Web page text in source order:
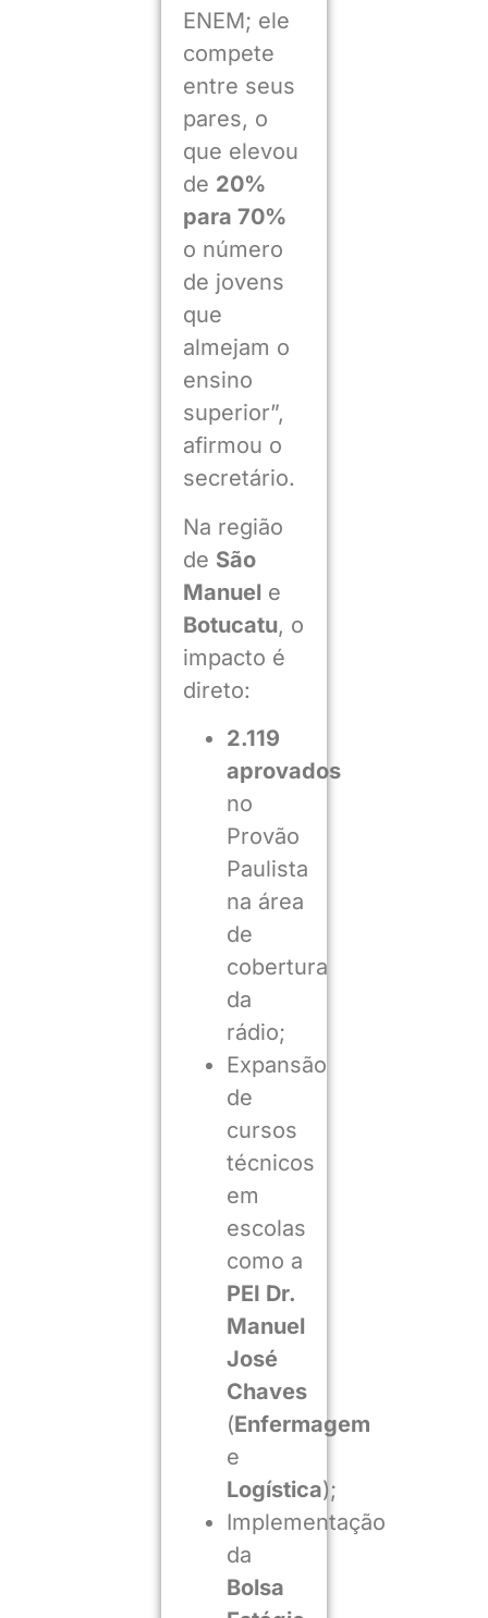
ENEM; ele
compete
entre seus
pares, o
que elevou
de 20%
para 70%
o número
de jovens
que
almejam o
ensino
superior”,
afirmou o
secretário.
Na região
de São
Manuel e
Botucatu, o
impacto é
direto:
2.119
aprovados
no
Provão
Paulista
na área
de
cobertura
da
rádio;
Expansão
de
cursos
técnicos
em
escolas
como a
PEI Dr.
Manuel
José
Chaves
(Enfermagem
e
Logística);
Implementação
da
Bolsa